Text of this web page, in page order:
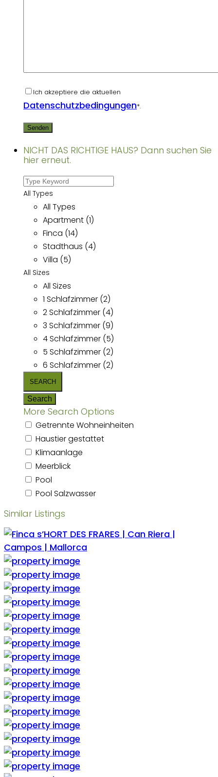
Ich akzeptiere die aktuellen
Datenschutzbedingungen*.
NICHT DAS RICHTIGE HAUS? Dann suchen Sie
hier erneut.
All Types
All Types
Apartment (1)
Finca (14)
Stadthaus (4)
Villa (5)
All Sizes
All Sizes
1 Schlafzimmer (2)
2 Schlafzimmer (4)
3 Schlafzimmer (9)
4 Schlafzimmer (5)
5 Schlafzimmer (2)
6 Schlafzimmer (2)
More Search Options
Getrennte Wohneinheiten
Haustier gestattet
Klimaanlage
Meerblick
Pool
Pool Salzwasser
Similar Listings